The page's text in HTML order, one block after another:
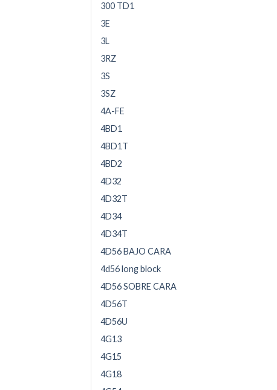
300 TD1
3E
3L
3RZ
3S
3SZ
4A-FE
4BD1
4BD1T
4BD2
4D32
4D32T
4D34
4D34T
4D56 BAJO CARA
4d56 long block
4D56 SOBRE CARA
4D56T
4D56U
4G13
4G15
4G18